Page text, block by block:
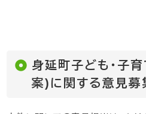
身延町子ども・子
案)に関する意見募